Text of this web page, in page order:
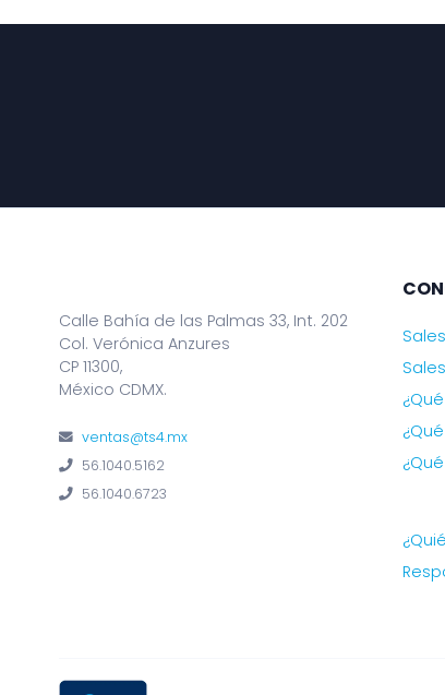
Calle Bahía de las Palmas 33, Int. 202
Col. Verónica Anzures
CP 11300,
México CDMX.
ventas@ts4.mx
56.1040.5162
56.1040.6723